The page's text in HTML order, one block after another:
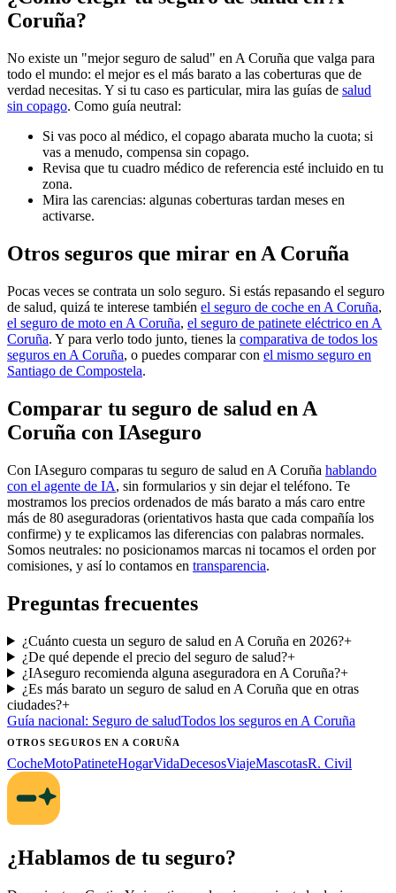
Coruña?
No existe un "mejor seguro de salud" en A Coruña que valga para
todo el mundo: el mejor es el más barato a las coberturas que de
verdad necesitas. Y si tu caso es particular, mira las guías de salud
sin copago. Como guía neutral:
Si vas poco al médico, el copago abarata mucho la cuota; si
vas a menudo, compensa sin copago.
Revisa que tu cuadro médico de referencia esté incluido en tu
zona.
Mira las carencias: algunas coberturas tardan meses en
activarse.
Otros seguros que mirar en A Coruña
Pocas veces se contrata un solo seguro. Si estás repasando el seguro
de salud, quizá te interese también el seguro de coche en A Coruña,
el seguro de moto en A Coruña, el seguro de patinete eléctrico en A
Coruña. Y para verlo todo junto, tienes la comparativa de todos los
seguros en A Coruña, o puedes comparar con el mismo seguro en
Santiago de Compostela.
Comparar tu seguro de salud en A
Coruña con IAseguro
Con IAseguro comparas tu seguro de salud en A Coruña hablando
con el agente de IA, sin formularios y sin dejar el teléfono. Te
mostramos los precios ordenados de más barato a más caro entre
más de 80 aseguradoras (orientativos hasta que cada compañía los
confirme) y te explicamos las diferencias con palabras normales.
Somos neutrales: no posicionamos marcas ni tocamos el orden por
comisiones, y así lo contamos en transparencia.
Preguntas frecuentes
¿Cuánto cuesta un seguro de salud en A Coruña en 2026?+
¿De qué depende el precio del seguro de salud?+
¿IAseguro recomienda alguna aseguradora en A Coruña?+
¿Es más barato un seguro de salud en A Coruña que en otras
ciudades?+
Guía nacional: Seguro de saludTodos los seguros en A Coruña
OTROS SEGUROSEN A CORUÑA
CocheMotoPatineteHogarVidaDecesosViajeMascotasR. Civil
¿Hablamos de tu seguro?